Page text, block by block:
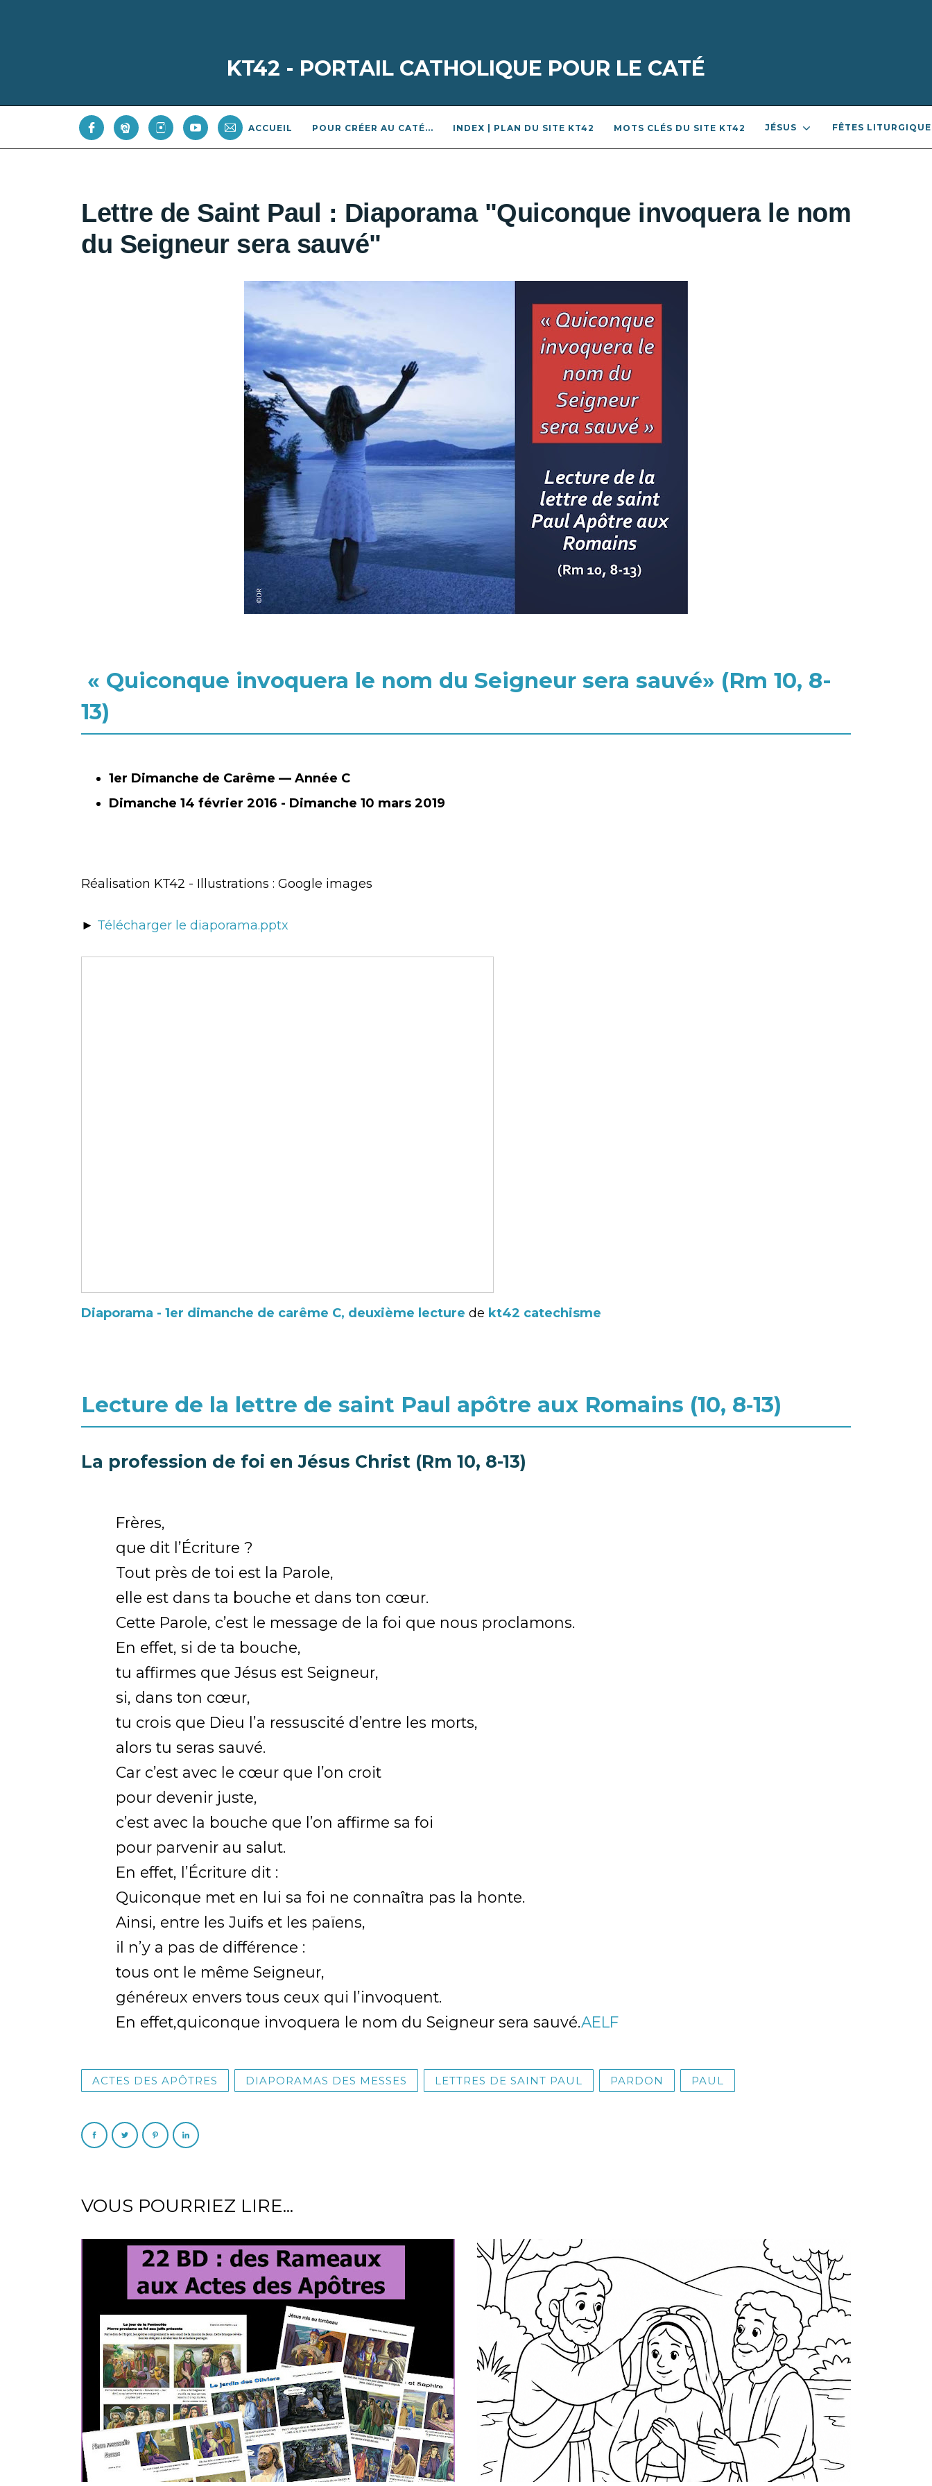
KT42 - PORTAIL CATHOLIQUE POUR LE CATÉ
ACCUEIL POUR CRÉER AU CATÉ... INDEX | PLAN DU SITE KT42 MOTS CLÉS DU SITE KT42 JÉSUS FÊTES
Lettre de Saint Paul : Diaporama "Quiconque invoquera le nom
du Seigneur sera sauvé"
« Quiconque invoquera le nom du Seigneur sera sauvé» (Rm 10, 8-
13)
1er Dimanche de Carême — Année C
Dimanche 14 février 2016 - Dimanche 10 mars 2019
Réalisation KT42 - Illustrations : Google images
► Télécharger le diaporama.pptx
Diaporama - 1er dimanche de carême C, deuxième lecture de kt42 catechisme
Lecture de la lettre de saint Paul apôtre aux Romains (10, 8‑13)
La profession de foi en Jésus Christ (Rm 10, 8-13)
Frères,
que dit l’Écriture ?
Tout près de toi est la Parole,
elle est dans ta bouche et dans ton cœur.
Cette Parole, c’est le message de la foi que nous proclamons.
En effet, si de ta bouche,
tu affirmes que Jésus est Seigneur,
si, dans ton cœur,
tu crois que Dieu l’a ressuscité d’entre les morts,
alors tu seras sauvé.
Car c’est avec le cœur que l’on croit
pour devenir juste,
c’est avec la bouche que l’on affirme sa foi
pour parvenir au salut.
En effet, l’Écriture dit :
Quiconque met en lui sa foi ne connaîtra pas la honte.
Ainsi, entre les Juifs et les païens,
il n’y a pas de différence :
tous ont le même Seigneur,
généreux envers tous ceux qui l’invoquent.
En effet,quiconque invoquera le nom du Seigneur sera sauvé.AELF
ACTES DES APÔTRES DIAPORAMAS DES MESSES LETTRES DE SAINT PAUL PARDON PAUL
VOUS POURRIEZ LIRE...